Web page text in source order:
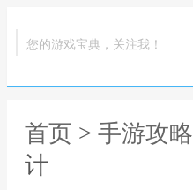
您的游戏宝典，关注我！
首页 > 手游攻略
计